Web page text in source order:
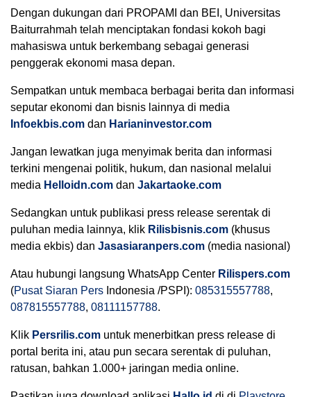
Dengan dukungan dari PROPAMI dan BEI, Universitas
Baiturrahmah telah menciptakan fondasi kokoh bagi
mahasiswa untuk berkembang sebagai generasi
penggerak ekonomi masa depan.
Sempatkan untuk membaca berbagai berita dan informasi
seputar ekonomi dan bisnis lainnya di media
Infoekbis.com dan Harianinvestor.com
Jangan lewatkan juga menyimak berita dan informasi
terkini mengenai politik, hukum, dan nasional melalui
media Helloidn.com dan Jakartaoke.com
Sedangkan untuk publikasi press release serentak di
puluhan media lainnya, klik Rilisbisnis.com (khusus
media ekbis) dan Jasasiaranpers.com (media nasional)
Atau hubungi langsung WhatsApp Center Rilispers.com
(Pusat Siaran Pers Indonesia /PSPI): 085315557788,
087815557788, 08111157788.
Klik Persrilis.com untuk menerbitkan press release di
portal berita ini, atau pun secara serentak di puluhan,
ratusan, bahkan 1.000+ jaringan media online.